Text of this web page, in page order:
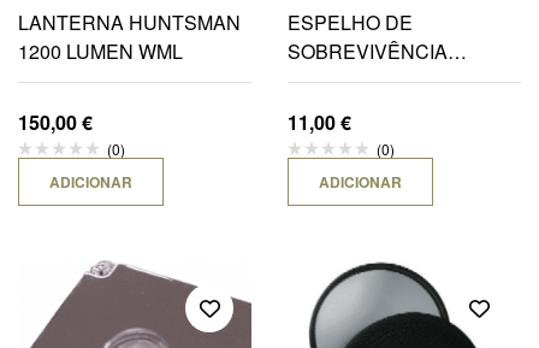
LANTERNA HUNTSMAN
1200 LUMEN WML
150,00€
(0)
ADICIONAR
ESPELHO DE
SOBREVIVÊNCIA
120X77MM
11,00€
(0)
ADICIONAR